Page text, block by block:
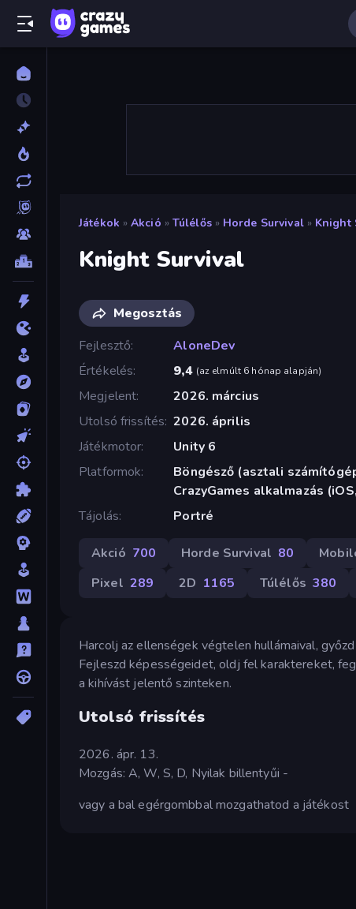
Játékok » Akció » Túlélős » Horde Survival » Knight
Knight Survival
Megosztás
Fejlesztő
AloneDev
Értékelés
9,4 (az elmúlt 6 hónap alapján)
Megjelent
2026. március
Utolsó frissítés 2026. április
Játékmotor
Unity 6
Platformok
Böngésző (asztali
CrazyGames alkalmazás
Tájolás
Portré
Akció 700 Horde Survival 80
Pixel 289 2D 1165 Túlélős 380
Harcolj az ellenségek végtelen hullámaival,
Fejleszd képességeidet, oldj fel karaktereket,
a kihívást jelentő szinteken.
Utolsó frissítés
2026. ápr. 13.
Mozgás: A, W, S, D, Nyilak billentyűi -
vagy a bal egérgombbal mozgathatod a játékost